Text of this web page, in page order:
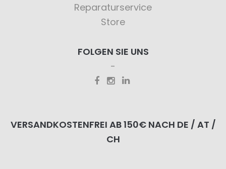
Reparaturservice
Store
FOLGEN SIE UNS
VERSANDKOSTENFREI AB 150€ NACH DE / AT /
CH